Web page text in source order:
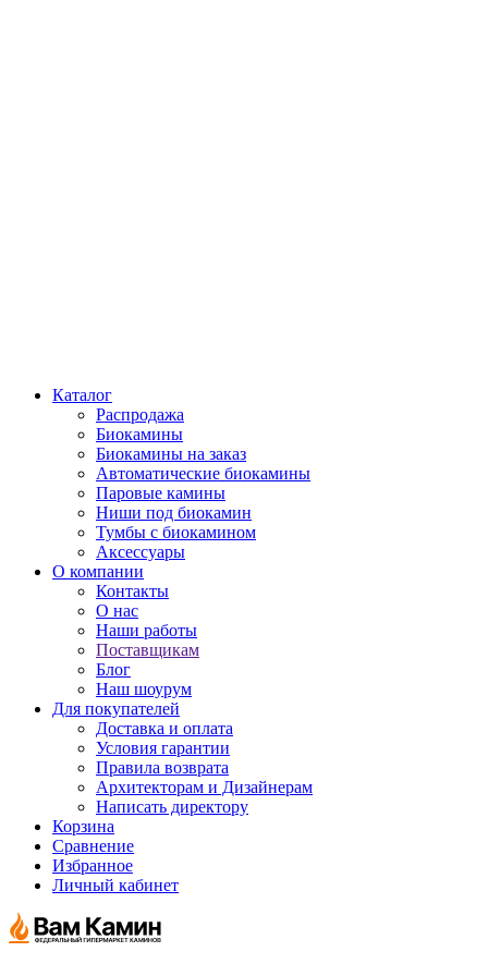
Каталог
Распродажа
Биокамины
Биокамины на заказ
Автоматические биокамины
Паровые камины
Ниши под биокамин
Тумбы с биокамином
Аксессуары
О компании
Контакты
О нас
Наши работы
Поставщикам
Блог
Наш шоурум
Для покупателей
Доставка и оплата
Условия гарантии
Правила возврата
Архитекторам и Дизайнерам
Написать директору
Корзина
Сравнение
Избранное
Личный кабинет